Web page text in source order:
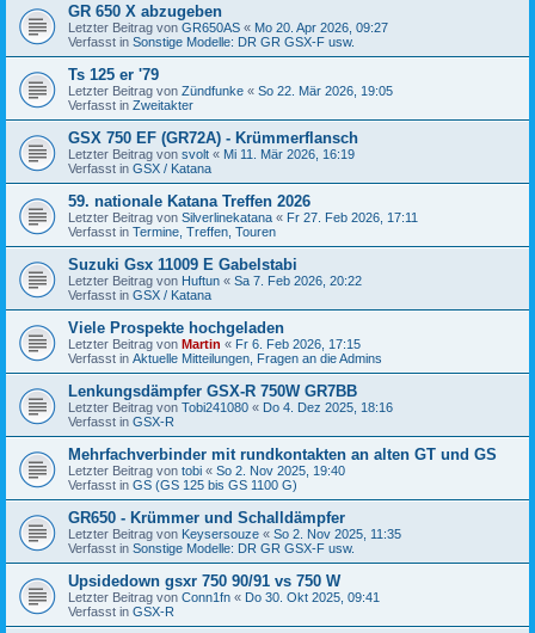
GR 650 X abzugeben
Letzter Beitrag von GR650AS « Mo 20. Apr 2026, 09:27
Verfasst in Sonstige Modelle: DR GR GSX-F usw.
Ts 125 er '79
Letzter Beitrag von Zündfunke « So 22. Mär 2026, 19:05
Verfasst in Zweitakter
GSX 750 EF (GR72A) - Krümmerflansch
Letzter Beitrag von svolt « Mi 11. Mär 2026, 16:19
Verfasst in GSX / Katana
59. nationale Katana Treffen 2026
Letzter Beitrag von Silverlinekatana « Fr 27. Feb 2026, 17:11
Verfasst in Termine, Treffen, Touren
Suzuki Gsx 11009 E Gabelstabi
Letzter Beitrag von Huftun « Sa 7. Feb 2026, 20:22
Verfasst in GSX / Katana
Viele Prospekte hochgeladen
Letzter Beitrag von Martin « Fr 6. Feb 2026, 17:15
Verfasst in Aktuelle Mitteilungen, Fragen an die Admins
Lenkungsdämpfer GSX-R 750W GR7BB
Letzter Beitrag von Tobi241080 « Do 4. Dez 2025, 18:16
Verfasst in GSX-R
Mehrfachverbinder mit rundkontakten an alten GT und GS
Letzter Beitrag von tobi « So 2. Nov 2025, 19:40
Verfasst in GS (GS 125 bis GS 1100 G)
GR650 - Krümmer und Schalldämpfer
Letzter Beitrag von Keysersouze « So 2. Nov 2025, 11:35
Verfasst in Sonstige Modelle: DR GR GSX-F usw.
Upsidedown gsxr 750 90/91 vs 750 W
Letzter Beitrag von Conn1fn « Do 30. Okt 2025, 09:41
Verfasst in GSX-R